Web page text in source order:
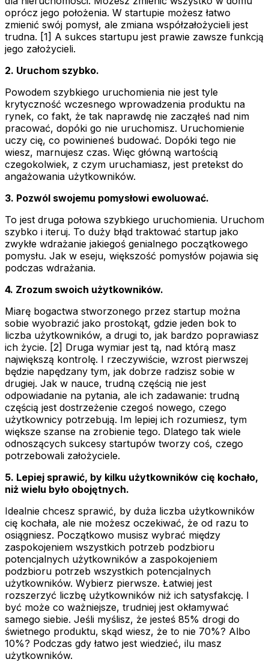
oprócz jego położenia. W startupie możesz łatwo
zmienić swój pomysł, ale zmiana współzałożycieli jest
trudna. [1] A sukces startupu jest prawie zawsze funkcją
jego założycieli.
2. Uruchom szybko.
Powodem szybkiego uruchomienia nie jest tyle
krytyczność wczesnego wprowadzenia produktu na
rynek, co fakt, że tak naprawdę nie zacząłeś nad nim
pracować, dopóki go nie uruchomisz. Uruchomienie
uczy cię, co powinieneś budować. Dopóki tego nie
wiesz, marnujesz czas. Więc główną wartością
czegokolwiek, z czym uruchamiasz, jest pretekst do
angażowania użytkowników.
3. Pozwól swojemu pomysłowi ewoluować.
To jest druga połowa szybkiego uruchomienia. Uruchom
szybko i iteruj. To duży błąd traktować startup jako
zwykłe wdrażanie jakiegoś genialnego początkowego
pomysłu. Jak w eseju, większość pomysłów pojawia się
podczas wdrażania.
4. Zrozum swoich użytkowników.
Miarę bogactwa stworzonego przez startup można
sobie wyobrazić jako prostokąt, gdzie jeden bok to
liczba użytkowników, a drugi to, jak bardzo poprawiasz
ich życie. [2] Druga wymiar jest tą, nad którą masz
największą kontrolę. I rzeczywiście, wzrost pierwszej
będzie napędzany tym, jak dobrze radzisz sobie w
drugiej. Jak w nauce, trudną częścią nie jest
odpowiadanie na pytania, ale ich zadawanie: trudną
częścią jest dostrzeżenie czegoś nowego, czego
użytkownicy potrzebują. Im lepiej ich rozumiesz, tym
większe szanse na zrobienie tego. Dlatego tak wiele
odnoszących sukcesy startupów tworzy coś, czego
potrzebowali założyciele.
5. Lepiej sprawić, by kilku użytkowników cię kochało,
niż wielu było obojętnych.
Idealnie chcesz sprawić, by duża liczba użytkowników
cię kochała, ale nie możesz oczekiwać, że od razu to
osiągniesz. Początkowo musisz wybrać między
zaspokojeniem wszystkich potrzeb podzbioru
potencjalnych użytkowników a zaspokojeniem
podzbioru potrzeb wszystkich potencjalnych
użytkowników. Wybierz pierwsze. Łatwiej jest
rozszerzyć liczbę użytkowników niż ich satysfakcję. I
być może co ważniejsze, trudniej jest okłamywać
samego siebie. Jeśli myślisz, że jesteś 85% drogi do
świetnego produktu, skąd wiesz, że to nie 70%? Albo
10%? Podczas gdy łatwo jest wiedzieć, ilu masz
użytkowników.